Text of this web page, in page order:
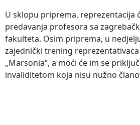
U sklopu priprema, reprezentacija
predavanja profesora sa
fakulteta. Osim priprema, u
zajednički trening
„Marsonia“, a moći će im se
invaliditetom koja nisu nužno